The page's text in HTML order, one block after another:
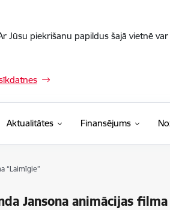
piekrišanu papildus šajā vietnē
Aktualitātes Finansējums
“Laimīgie”
Jansona animācijas filma